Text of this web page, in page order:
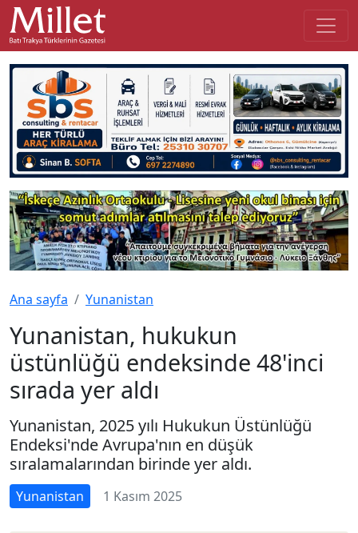
Ana sayfa Yunanistan
Yunanistan, hukukun
üstünlüğü endeksinde 48'inci
sırada yer aldı
Yunanistan, 2025 yılı Hukukun Üstünlüğü
Endeksi'nde Avrupa'nın en düşük
sıralamalarından birinde yer aldı.
Yunanistan 1 Kasım 2025